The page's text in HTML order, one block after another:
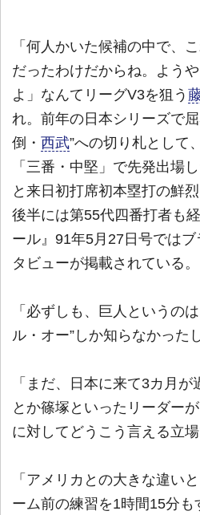
「何人かいた候補の中で、
だったわけだからね。よう
よ」なんてリーグV3を狙う
れ。前年の日本シリーズで
倒・ 西武”への切り札として、
「三番・中堅」で先発出場
と来日初打席初本塁打の鮮
後半には第55代四番打者も
ール』91年5月27日号では
タビューが掲載されている。
「必ずしも、巨人というの
ル・オー”しか知らなかった
「まだ、日本に来て3カ月
とか篠塚といったリーダー
に対してどうこう言える立場
「アメリカとの大きな違い
ーム前の練習を1時間15分も